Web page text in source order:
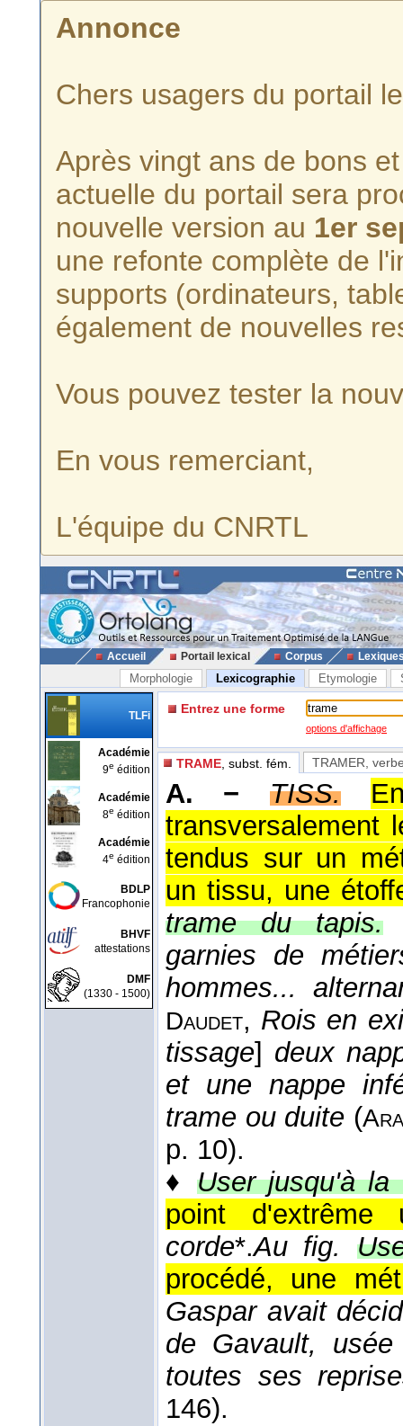
Annonce
Chers usagers du portail
Après vingt ans de bons
actuelle du portail sera
nouvelle version au 1er
une refonte complète de
supports (ordinateurs,
également de nouvelles
Vous pouvez tester la
En vous remerciant,
L'équipe du CNRTL
Accueil Portail lexical Corpus
Morphologie Lexicographie Etymologie
TLFi
Académie
9e édition
Académie
8e édition
Académie
4e édition
BDLP
Francophonie
BHVF
attestations
DMF
(1330 - 1500)
Entrez une forme
options d'affichage
TRAME , subst. fém. TRAMER ,
A. − TISS.
transversalement
tendus sur un
un tissu, une
trame du tapis.
garnies de
hommes...
Daudet, Rois en
tissage] deux
et une nappe
trame ou duite (
p. 10).
♦ User jusqu'à la
point d'extrême
corde*.Au fig.
procédé, une
Gaspar avait
de Gavault,
toutes ses
146).